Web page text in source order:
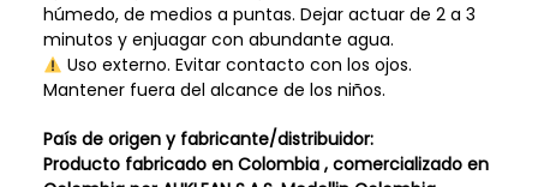
húmedo, de medios a puntas. Dejar actuar de 2 a 3
minutos y enjuagar con abundante agua.
Uso externo. Evitar contacto con los ojos.
Mantener fuera del alcance de los niños.
País de origen y fabricante/distribuidor:
Producto fabricado en Colombia , comercializado en